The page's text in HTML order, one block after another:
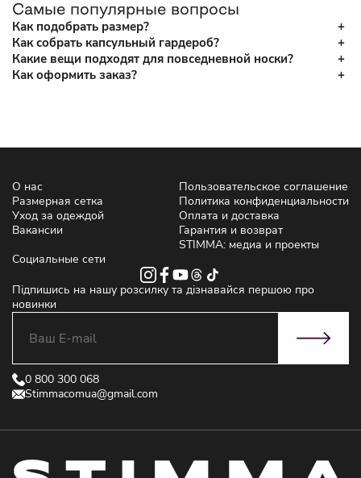
Самые популярные вопросы
Как подобрать размер?
Как собрать капсульный гардероб?
Какие вещи подходят для повседневной носки?
Как оформить заказ?
О нас
Размерная сетка
Уход за одеждой
Вакансии
Пользовательское соглашение
Политика конфиденциальности
Оплата и доставка
Гарантия и возврат
STIMMA: медиа и проекты
Социальные сети
Підпишись на нашу розсилку та дізнавайся першою про
новинки
0 800 300 068
Stimmacomua@gmail.com